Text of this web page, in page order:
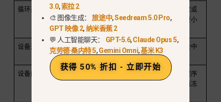
循环或过于复杂的提示
异常复杂的请求可能会失败或
耗时较长；请将其拆分为更小
的步骤。.
设备进入休眠状态或切换网络
睡眠模式或网络切换可能会中
断正在进行的响应。.
设备内存不足
太多打开的标签页或应用程序
会减少可用内存，导致页面冻
3.0,索拉 2
🎨 图像生成：旅途中,Seedream 5.0 Pro,
GPT 映像 2,纳米香蕉 2
💬 人工智能聊天： GPT-5.6,Claude Opus 5,
克劳德·桑内特 5,Gemini Omni,基米 K3
获得 50% 折扣 - 立即开始